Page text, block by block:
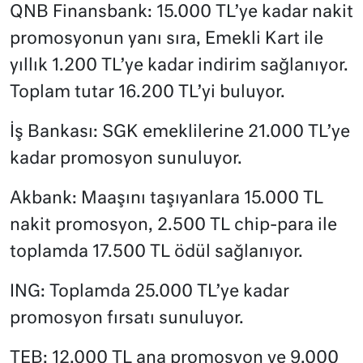
QNB Finansbank: 15.000 TL’ye kadar nakit
promosyonun yanı sıra, Emekli Kart ile
yıllık 1.200 TL’ye kadar indirim sağlanıyor.
Toplam tutar 16.200 TL’yi buluyor.
İş Bankası: SGK emeklilerine 21.000 TL’ye
kadar promosyon sunuluyor.
Akbank: Maaşını taşıyanlara 15.000 TL
nakit promosyon, 2.500 TL chip-para ile
toplamda 17.500 TL ödül sağlanıyor.
ING: Toplamda 25.000 TL’ye kadar
promosyon fırsatı sunuluyor.
TEB: 12.000 TL ana promosyon ve 9.000